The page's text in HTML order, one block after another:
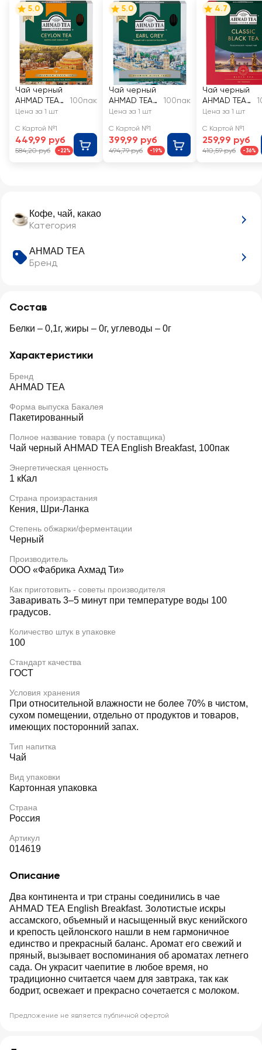
Кофе, чай, какао
Категория
AHMAD TEA
Бренд
Состав
Белки – 0,1г, жиры – 0г, углеводы – 0г
Характеристики
Бренд
AHMAD TEA
Форма выпуска Бакалея
Пакетированный
Полное название товара (у поставщика)
Чай черный AHMAD TEA English Breakfast, 100пак
Энергетическая ценность
1 кКал
Страна произрастания
Кения, Шри-Ланка
Степень обжарки/ферментации
Черный
Производитель
ООО «Фабрика Ахмад Ти»
Как приготовить - советы производителя
Заваривать 3–5 минут при температуре воды 100
градусов.
Количество штук в упаковке
100
Стандарт качества
ГОСТ
Условия хранения
При относительной влажности не более 70% в чистом,
сухом помещении, отдельно от продуктов и товаров,
имеющих посторонний запах.
Тип напитка
Чай
Вид упаковки
Картонная упаковка
Страна
Россия
Артикул
014619
Описание
Два континента и три страны соединились в чае
AHMAD TEA English Breakfast. Золотистые искры
ассамского, объемный и насыщенный вкус кенийского
и крепость цейлонского нашли в нем гармоничное
единство и прекрасный баланс. Аромат его свежий и
пряный, вызывает воспоминания об ароматах летнего
сада. Он украсит чаепитие в любое время, но
традиционно считается чаем для завтрака, так как
бодрит, освежает и прекрасно сочетается с молоком.
Предложение не является публичной офертой
5.0
Чай черный
AHMAD TEA
Цейлонский
100пак
Цена за 1 шт
С Картой №1
449,99 руб
584,20 руб -22%
5.0
Чай черный
AHMAD TEA
Tea Earl Grey
бергамотом
байховый
100пак
Цена за 1 шт
С Картой №1
399,99 руб
494,79 руб -19%
4.7
Чай черный
AHMAD TEA
Классически
Цена за 1 шт
С Картой №1
259,99 руб
410,59 руб -36%